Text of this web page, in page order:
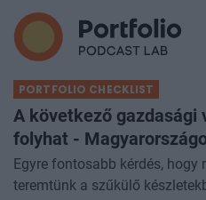
PORTFOLIO CHECKLIST
A következő gazdasági
folyhat -
Egyre fontosabb kérdés, hogy
teremtünk a szűkülő